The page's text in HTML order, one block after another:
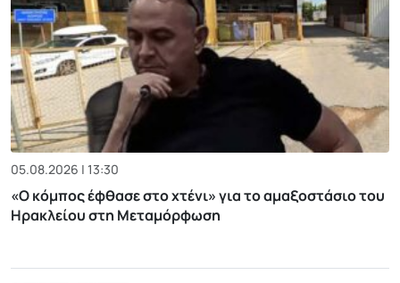
05.08.2026 | 13:30
«Ο κόμπος έφθασε στο χτένι» για το αμαξοστάσιο του
Ηρακλείου στη Μεταμόρφωση